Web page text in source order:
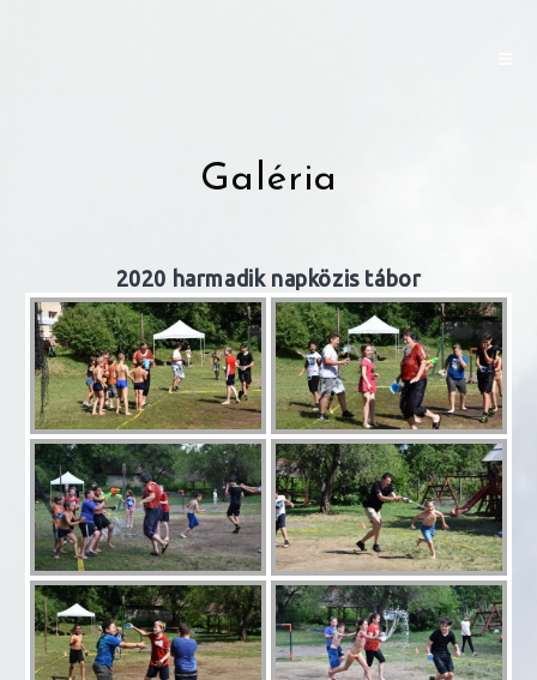
Galéria
2020 harmadik napközis tábor